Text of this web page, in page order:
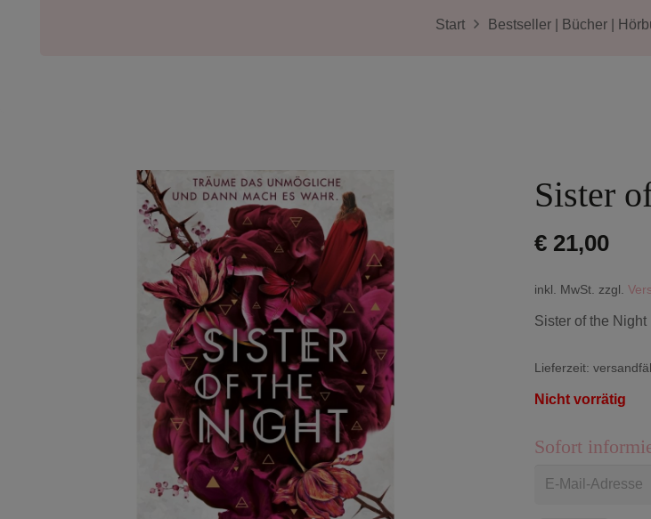
Start Bestseller | Bücher |
Sister
€21,00
inkl. MwSt. zzgl.
Sister of the Night
Lieferzeit:
Nicht vorrätig
Sofort